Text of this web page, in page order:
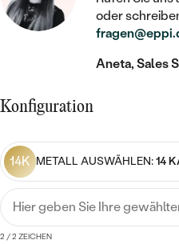
GÜNSTIG
LUXURIÖSE
NACH EDELSTEIN
MIT FARBIGEN
MIT SCHWARZEN
NACH MATERIAL
SILBER
PLATIN
NACH STEIN
DIAMANTSCHMUCK
MIT DIAMANT
MIT EDELSTEIN
PERLENOHRRINGE
NACH PREIS
PREISWERTE
LUXURIÖSE
MIT TIEREN
MIT DIAMANT
MIT EDELSTEIN
PERLENKETTEN
NACH PREIS
NACH EDELSTEIN
NACH PREIS
PREISWERTE
oder
Aneta, Sales
Konfiguration
14K METALL AUSWÄHLEN:14
Hier geben Sie Ihre
2 / 2 ZEICHEN